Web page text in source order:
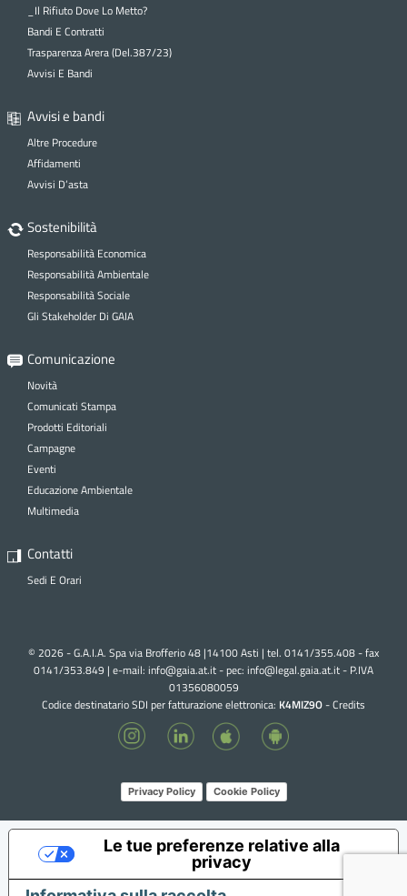
_Il Rifiuto Dove Lo Metto?
Bandi E Contratti
Trasparenza Arera (Del.387/23)
Avvisi E Bandi
Avvisi e bandi
Altre Procedure
Affidamenti
Avvisi D’asta
Sostenibilità
Responsabilità Economica
Responsabilità Ambientale
Responsabilità Sociale
Gli Stakeholder Di GAIA
Comunicazione
Novità
Comunicati Stampa
Prodotti Editoriali
Campagne
Eventi
Educazione Ambientale
Multimedia
Contatti
Sedi E Orari
© 2026 - G.A.I.A. Spa via Brofferio 48 |14100 Asti | tel. 0141/355.408 - fax
0141/353.849 | e-mail: info@gaia.at.it - pec: info@legal.gaia.at.it- P.IVA
01356080059
Codice destinatario SDI per fatturazione elettronica: K4MIZ9O-Credits
Privacy Policy Cookie Policy
Le tue preferenze relative alla
privacy